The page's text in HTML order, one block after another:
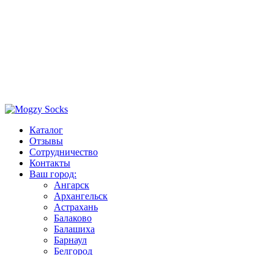
Каталог
Отзывы
Сотрудничество
Контакты
Ваш город:
Ангарск
Архангельск
Астрахань
Балаково
Балашиха
Барнаул
Белгород